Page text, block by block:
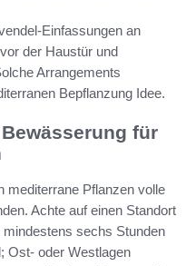
Einfassungen an
der Haustür und
Arrangements
Bepflanzung Idee.
für
mediterrane Pflanzen volle
Achte auf einen Standort
sechs Stunden
Ost- oder Westlagen